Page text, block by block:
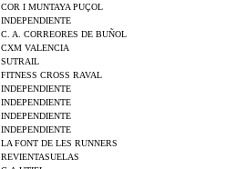
COR I MUNTAYA PUÇOL
INDEPENDIENTE
C. A. CORREORES DE BUÑOL
CXM VALENCIA
SUTRAIL
FITNESS CROSS RAVAL
INDEPENDIENTE
INDEPENDIENTE
INDEPENDIENTE
INDEPENDIENTE
LA FONT DE LES RUNNERS
REVIENTASUELAS